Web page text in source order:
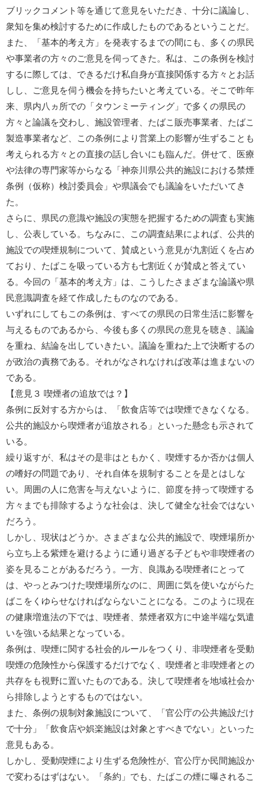
ブリックコメント等を通じて意見をいただき、十分に議論し、
衆知を集め検討するために作成したものであるということだ。
また、「基本的考え方」を発表するまでの間にも、多くの県民
や事業者の方々のご意見を伺ってきた。私は、この条例を検討
するに際しては、できるだけ私自身が直接関係する方々とお話
しし、ご意見を伺う機会を持ちたいと考えている。そこで昨年
来、県内八ヵ所での「タウンミーティング」で多くの県民の
方々と論議を交わし、施設管理者、たばこ販売事業者、たばこ
製造事業者など、この条例により営業上の影響が生ずることも
考えられる方々との直接の話し合いにも臨んだ。併せて、医療
や法律の専門家等からなる「神奈川県公共的施設における禁煙
条例（仮称）検討委員会」や県議会でも議論をいただいてき
た。
さらに、県民の意識や施設の実態を把握するための調査も実施
し、公表している。ちなみに、この調査結果によれば、公共的
施設での喫煙規制について、賛成という意見が九割近くを占め
ており、たばこを吸っている方も七割近くが賛成と答えてい
る。今回の「基本的考え方」は、こうしたさまざまな論議や県
民意識調査を経て作成したものなのである。
いずれにしてもこの条例は、すべての県民の日常生活に影響を
与えるものであるから、今後も多くの県民の意見を聴き、議論
を重ね、結論を出していきたい。議論を重ねた上で決断するの
が政治の責務である。それがなされなければ改革は進まないの
である。
【意見３ 喫煙者の追放では？】
条例に反対する方からは、「飲食店等では喫煙できなくなる。
公共的施設から喫煙者が追放される」といった懸念も示されて
いる。
繰り返すが、私はその是非はともかく、喫煙するか否かは個人
の嗜好の問題であり、それ自体を規制することを是とはしな
い。周囲の人に危害を与えないように、節度を持って喫煙する
方々までも排除するような社会は、決して健全な社会ではない
だろう。
しかし、現状はどうか。さまざまな公共的施設で、喫煙場所か
ら立ち上る紫煙を避けるように通り過ぎる子どもや非喫煙者の
姿を見ることがあるだろう。一方、良識ある喫煙者にとって
は、やっとみつけた喫煙場所なのに、周囲に気を使いながらた
ばこをくゆらせなければならないことになる。このように現在
の健康増進法の下では、喫煙者、禁煙者双方に中途半端な気遣
いを強いる結果となっている。
条例は、喫煙に関する社会的ルールをつくり、非喫煙者を受動
喫煙の危険性から保護するだけでなく、喫煙者と非喫煙者との
共存をも視野に置いたものである。決して喫煙者を地域社会か
ら排除しようとするものではない。
また、条例の規制対象施設について、「官公庁の公共施設だけ
で十分」「飲食店や娯楽施設は対象とすべきでない」といった
意見もある。
しかし、受動喫煙により生ずる危険性が、官公庁か民間施設か
で変わるはずはない。「条約」でも、たばこの煙に曝されるこ